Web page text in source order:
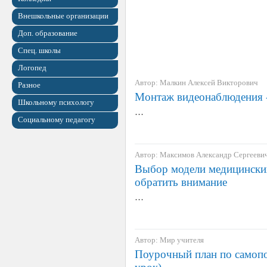
Внешкольные организации
Доп. образование
Спец. школы
Логопед
Разное
Школьному психологу
Социальному педагогу
Автор: Малкин Алексей Викторович
Монтаж видеонаблюдения
…
Автор: Максимов Александр
Выбор модели
обратить внимание
…
Автор: Мир учителя
Поурочный план по